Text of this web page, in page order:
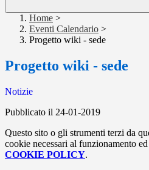
Home >
Eventi Calendario >
Progetto wiki - sede
Progetto wiki - sede
Notizie
Pubblicato il 24-01-2019
Questo sito o gli strumenti terzi da
cookie necessari al funzionamento
COOKIE POLICY.